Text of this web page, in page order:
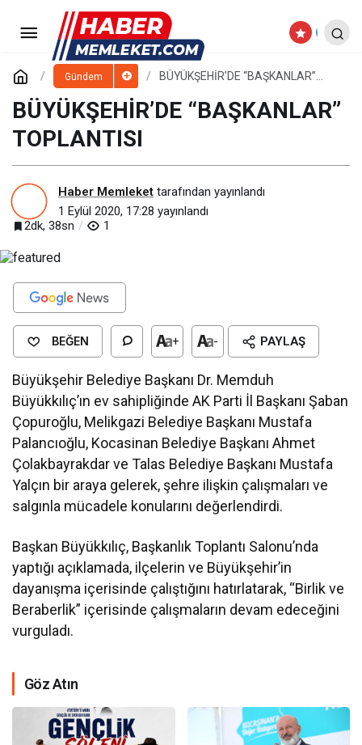
Gündem
BÜYÜKŞEHİR’DE “BAŞKANLAR”
BÜYÜKŞEHİR’DE “BAŞKANLAR”
TOPLANTISI
Haber Memleket tarafından yayınlandı
1 Eylül 2020, 17:28 yayınlandı
2dk, 38sn
1
BEĞEN + - PAYLAŞ
Büyükşehir Belediye Başkanı Dr. Memduh
Büyükkılıç’ın ev sahipliğinde AK Parti İl Başkanı Şaban
Çopuroğlu, Melikgazi Belediye Başkanı Mustafa
Palancıoğlu, Kocasinan Belediye Başkanı Ahmet
Çolakbayrakdar ve Talas Belediye Başkanı Mustafa
Yalçın bir araya gelerek, şehre ilişkin çalışmaları ve
salgınla mücadele konularını değerlendirdi.
Başkan Büyükkılıç, Başkanlık Toplantı Salonu’nda
yaptığı açıklamada, ilçelerin ve Büyükşehir’in
dayanışma içerisinde çalıştığını hatırlatarak, “Birlik ve
Beraberlik” içerisinde çalışmaların devam edeceğini
vurguladı.
Göz Atın
BÜYÜKŞEHİR’DE “BAŞKANLAR”
TOPLANTISI
Yorum Yap